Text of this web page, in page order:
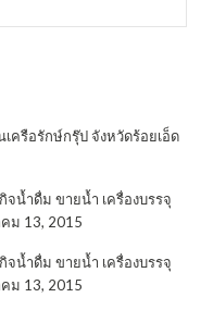
ครือรักษ์กรุ๊ป จังหวัดร้อยเอ็ด
จน้ำดื่ม ขายน้ำ เครื่องบรรจุ
ม 13, 2015
จน้ำดื่ม ขายน้ำ เครื่องบรรจุ
ม 13, 2015